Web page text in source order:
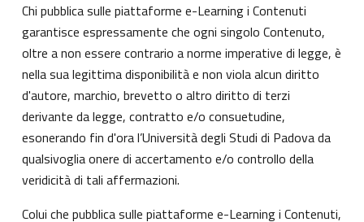
Chi pubblica sulle piattaforme e-Learning i Contenuti
garantisce espressamente che ogni singolo Contenuto,
oltre a non essere contrario a norme imperative di legge, è
nella sua legittima disponibilità e non viola alcun diritto
d'autore, marchio, brevetto o altro diritto di terzi
derivante da legge, contratto e/o consuetudine,
esonerando fin d'ora l’Università degli Studi di Padova da
qualsivoglia onere di accertamento e/o controllo della
veridicità di tali affermazioni.
Colui che pubblica sulle piattaforme e-Learning i Contenuti,